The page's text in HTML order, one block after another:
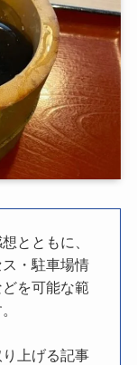
とともに、
・駐車場情
を可能な範
上げる記事